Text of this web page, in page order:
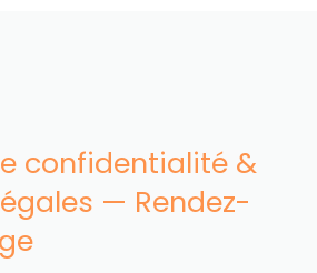
confidentialité &
— Rendez-